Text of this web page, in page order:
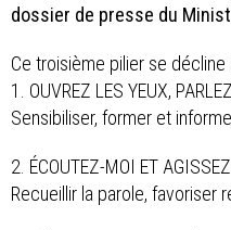
dossier de presse du
Ce troisième pilier se décline
1. OUVREZ LES YEUX,
Sensibiliser, former et
2. ÉCOUTEZ-MOI ET AGISSEZ
Recueillir la parole, favoriser